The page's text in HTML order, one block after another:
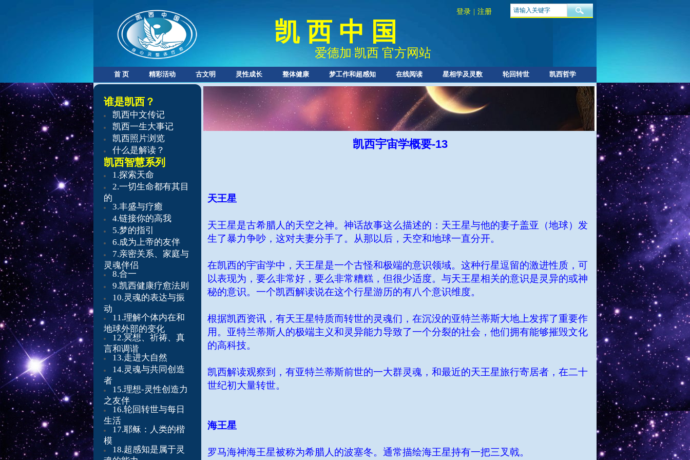
登录 注册
爱德加 · 凯西 官方网站
凯 西 中 国
首 页 精彩活动 古文明 灵性成长 整体健康 梦工作和超感知 在线阅读 星相学及灵数 轮回转世 凯西哲学
谁是凯西？
凯西中文传记
凯西一生大事记
凯西照片浏览
什么是解读？
凯西智慧系列
​1.探索天命
​2.一切生命都有其目
的
3.丰盛与疗癒
4.链接你的高我
5.梦的指引
6.成为上帝的友伴
7.亲密关系、家庭与
灵魂伴侣
8.合一
9.凯西健康疗愈法则
10.灵魂的表达与振
动
11.理解个体内在和
地球外部的变化
12.冥想、祈祷、真
言和调谐
13.走进大自然
14.灵魂与共同创造
者
15.理想-灵性创造力
之友伴
16.轮回转世与每日
生活
17.耶稣：人类的楷
模
18.超感知是属于灵
凯西宇宙学概要-13
天王星
天王星是古希腊人的天空之神。神话故事这么描述的：天王星与他的妻子盖亚（地球）发
生了暴力争吵，这对夫妻分手了。从那以后，天空和地球一直分开。
在凯西的宇宙学中，天王星是一个古怪和极端的意识领域。这种行星逗留的激进性质，可
以表现为，要么非常好，要么非常糟糕，但很少适度。与天王星相关的意识是灵异的或神
秘的意识。一个凯西解读说在这个行星游历的有八个意识维度。
根据凯西资讯，有天王星特质而转世的灵魂们，在沉没的亚特兰蒂斯大地上发挥了重要作
用。亚特兰蒂斯人的极端主义和灵异能力导致了一个分裂的社会，他们拥有能够摧毁文化
的高科技。
凯西解读观察到，有亚特兰蒂斯前世的一大群灵魂，和最近的天王星旅行寄居者，在二十
世纪初大量转世。
海王星
罗马海神海王星被称为希腊人的波塞冬。通常描绘海王星持有一把三叉戟。